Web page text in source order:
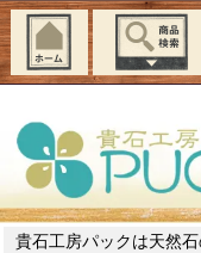
貴石工房パックは天然